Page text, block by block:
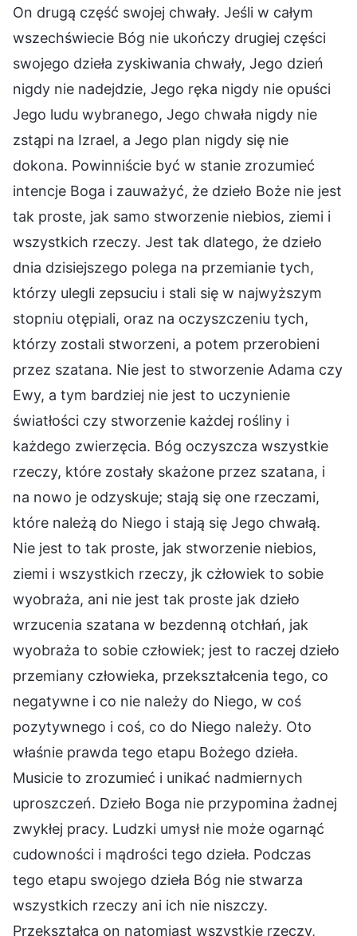
On drugą część swojej chwały. Jeśli w całym
wszechświecie Bóg nie ukończy drugiej części
swojego dzieła zyskiwania chwały, Jego dzień
nigdy nie nadejdzie, Jego ręka nigdy nie opuści
Jego ludu wybranego, Jego chwała nigdy nie
zstąpi na Izrael, a Jego plan nigdy się nie
dokona. Powinniście być w stanie zrozumieć
intencje Boga i zauważyć, że dzieło Boże nie jest
tak proste, jak samo stworzenie niebios, ziemi i
wszystkich rzeczy. Jest tak dlatego, że dzieło
dnia dzisiejszego polega na przemianie tych,
którzy ulegli zepsuciu i stali się w najwyższym
stopniu otępiali, oraz na oczyszczeniu tych,
którzy zostali stworzeni, a potem przerobieni
przez szatana. Nie jest to stworzenie Adama czy
Ewy, a tym bardziej nie jest to uczynienie
światłości czy stworzenie każdej rośliny i
każdego zwierzęcia. Bóg oczyszcza wszystkie
rzeczy, które zostały skażone przez szatana, i
na nowo je odzyskuje; stają się one rzeczami,
które należą do Niego i stają się Jego chwałą.
Nie jest to tak proste, jak stworzenie niebios,
ziemi i wszystkich rzeczy, jk cżłowiek to sobie
wyobraża, ani nie jest tak proste jak dzieło
wrzucenia szatana w bezdenną otchłań, jak
wyobraża to sobie człowiek; jest to raczej dzieło
przemiany człowieka, przekształcenia tego, co
negatywne i co nie należy do Niego, w coś
pozytywnego i coś, co do Niego należy. Oto
właśnie prawda tego etapu Bożego dzieła.
Musicie to zrozumieć i unikać nadmiernych
uproszczeń. Dzieło Boga nie przypomina żadnej
zwykłej pracy. Ludzki umysł nie może ogarnąć
cudowności i mądrości tego dzieła. Podczas
tego etapu swojego dzieła Bóg nie stwarza
wszystkich rzeczy ani ich nie niszczy.
Przekształca on natomiast wszystkie rzeczy,